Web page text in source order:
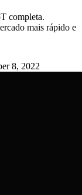
completa.
mais rápido e
8, 2022